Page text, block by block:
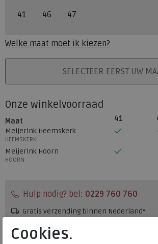
41 46 47
Welke maat moet ik kiezen?
PLAATS IN WINKELMANDSELECTEER EERST UW
Onze winkelvoorraad
Maat 41
Meijerink Heemskerk
HEEMSKERK
Meijerink Hoorn
HOORN
Hulp nodig? bel: 0229 760 760
Gratis verzending binnen Nederland*
Voor 14:00 uur besteld = dezelfde
Cookies.